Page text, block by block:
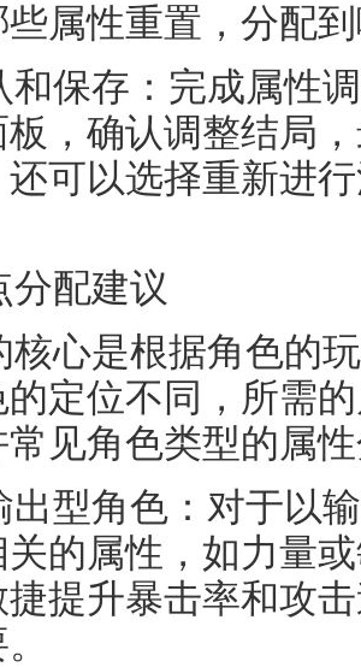
属性重置，分配
和保存：完成属性
板，确认调整结局
可以选择重新进
分配建议
核心是根据角色的
定位不同，所需
见角色类型的属
出型角色：对于以
的属性，如力量
提升暴击率和攻